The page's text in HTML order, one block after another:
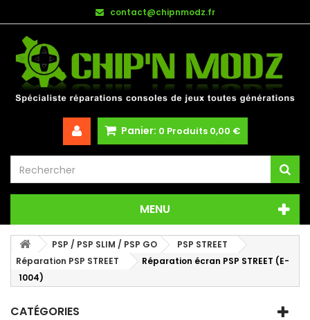
contact@chipnmodz.fr
Panier: 0 Produits 0,00 €
MENU
PSP / PSP SLIM / PSP GO
PSP STREET
Réparation PSP STREET
Réparation écran PSP STREET (E-
1004)
CATÉGORIES